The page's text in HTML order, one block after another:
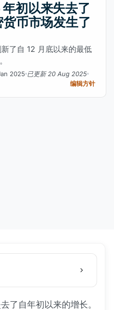
初以来失去了
币市场发生了
了自 12 月底以来的最低
2025 已更新 20 Aug 2025
编辑方针
了自年初以来的增长。